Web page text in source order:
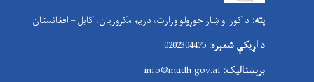
پته: د کور او ښار جوړولو وزارت، دریم مکروریان، کابل – افغانستان
د اړیکې شمېره:
برېښنالیک:
info@mudh.gov.af